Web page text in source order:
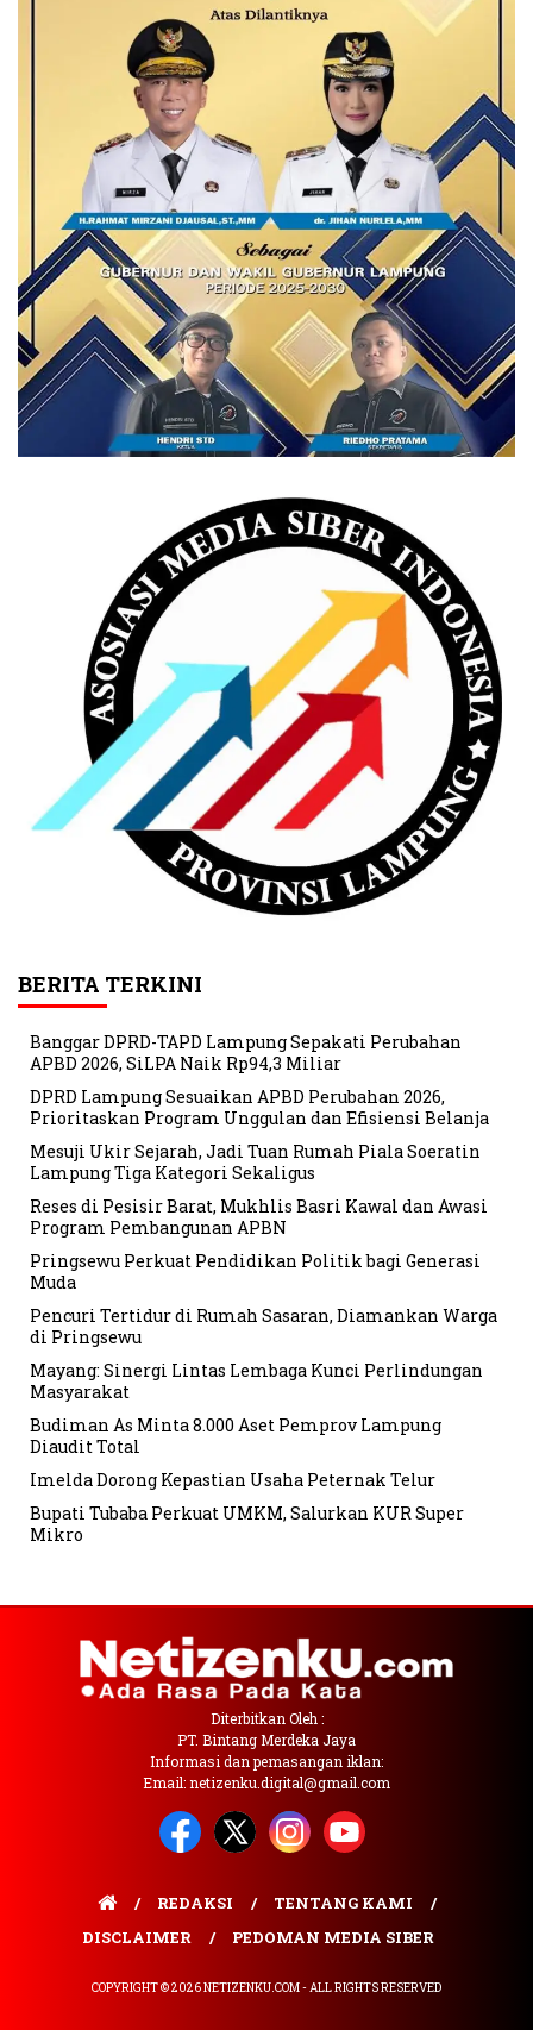
BERITA TERKINI
Banggar DPRD-TAPD Lampung Sepakati Perubahan
APBD 2026, SiLPA Naik Rp94,3 Miliar
DPRD Lampung Sesuaikan APBD Perubahan 2026,
Prioritaskan Program Unggulan dan Efisiensi Belanja
Mesuji Ukir Sejarah, Jadi Tuan Rumah Piala Soeratin
Lampung Tiga Kategori Sekaligus
Reses di Pesisir Barat, Mukhlis Basri Kawal dan Awasi
Program Pembangunan APBN
Pringsewu Perkuat Pendidikan Politik bagi Generasi
Muda
Pencuri Tertidur di Rumah Sasaran, Diamankan Warga
di Pringsewu
Mayang: Sinergi Lintas Lembaga Kunci Perlindungan
Masyarakat
Budiman As Minta 8.000 Aset Pemprov Lampung
Diaudit Total
Imelda Dorong Kepastian Usaha Peternak Telur
Bupati Tubaba Perkuat UMKM, Salurkan KUR Super
Mikro
Diterbitkan Oleh :
PT. Bintang Merdeka Jaya
Informasi dan pemasangan iklan:
Email: netizenku.digital@gmail.com
REDAKSI
TENTANG KAMI
DISCLAIMER
PEDOMAN MEDIA SIBER
COPYRIGHT © 2026 NETIZENKU.COM - ALL RIGHTS RESERVED